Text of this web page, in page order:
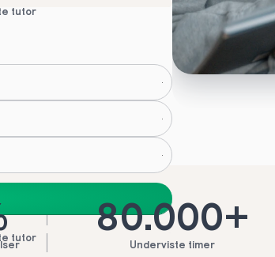
tutor
tutor 80.000+
Underviste timer